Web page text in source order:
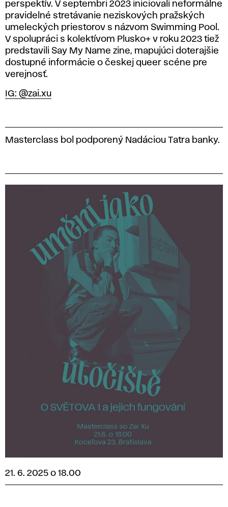
perspektív. V septembri 2023 iniciovali neformálne
pravidelné stretávanie neziskových pražských
umeleckých priestorov s názvom Swimming Pool .
V spolupráci s kolektívom Plusko+ v roku 2023 tiež
predstavili Say My Name zine, mapujúci doterajšie
dostupné informácie o českej queer scéne pre
verejnosť.
IG: @zai.xu
Masterclass bol podporený Nadáciou Tatra banky.
21. 6. 2025 o 18.00